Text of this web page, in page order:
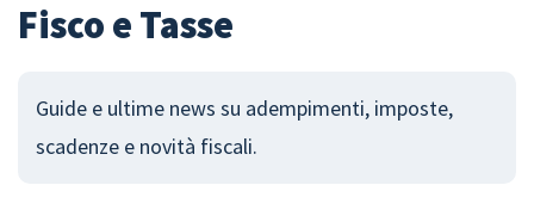
Fisco e Tasse
Guide e ultime news su adempimenti, imposte,
scadenze e novità fiscali.